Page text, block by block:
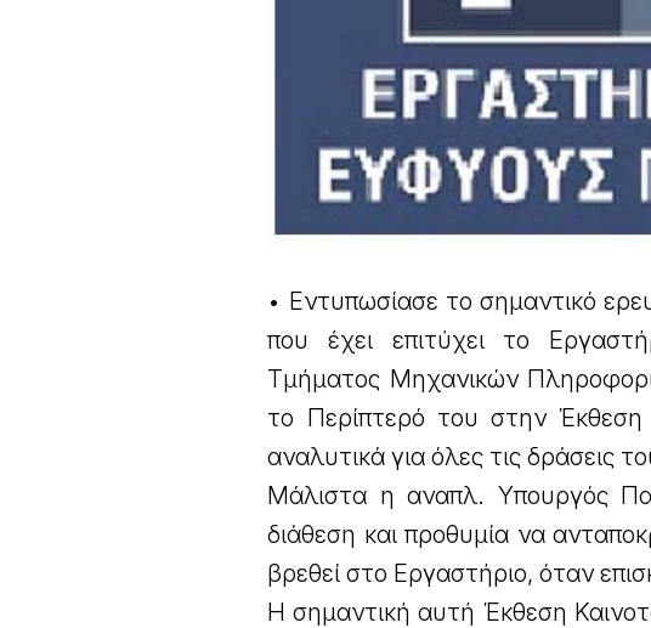
• Εντυπωσίασε το σημαντικό
που έχει επιτύχει το
Τμήματος Μηχανικών
το Περίπτερό του στην
αναλυτικά για όλες τις δράσεις
Μάλιστα η αναπλ. Υπουργός
διάθεση και προθυμία να
βρεθεί στο Εργαστήριο, όταν
Η σημαντική αυτή Έκθεση